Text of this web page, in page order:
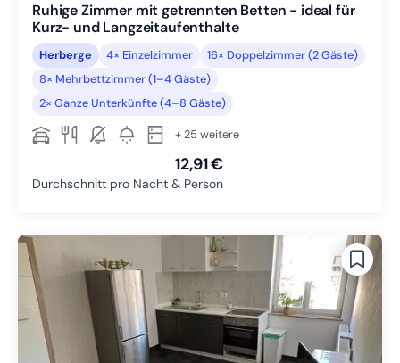
Ruhige Zimmer mit getrennten Betten - ideal für
Kurz- und Langzeitaufenthalte
Herberge 4× Einzelzimmer
16× Doppelzimmer (2 Gäste)
8× Mehrbettzimmer (1–4 Gäste)
2× Ganze Unterkünfte (4–8 Gäste)
+ 25 weitere
12,91 €
Durchschnitt pro Nacht & Person